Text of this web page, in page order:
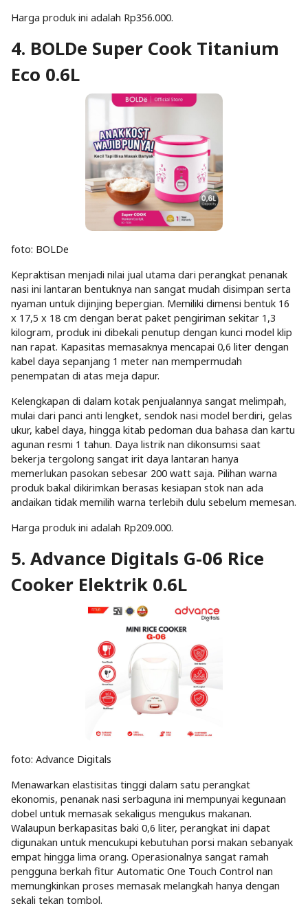
Harga produk ini adalah Rp356.000.
4. BOLDe Super Cook Titanium
Eco 0.6L
foto: BOLDe
Kepraktisan menjadi nilai jual utama dari perangkat penanak
nasi ini lantaran bentuknya nan sangat mudah disimpan serta
nyaman untuk dijinjing bepergian. Memiliki dimensi bentuk 16
x 17,5 x 18 cm dengan berat paket pengiriman sekitar 1,3
kilogram, produk ini dibekali penutup dengan kunci model klip
nan rapat. Kapasitas memasaknya mencapai 0,6 liter dengan
kabel daya sepanjang 1 meter nan mempermudah
penempatan di atas meja dapur.
Kelengkapan di dalam kotak penjualannya sangat melimpah,
mulai dari panci anti lengket, sendok nasi model berdiri, gelas
ukur, kabel daya, hingga kitab pedoman dua bahasa dan kartu
agunan resmi 1 tahun. Daya listrik nan dikonsumsi saat
bekerja tergolong sangat irit daya lantaran hanya
memerlukan pasokan sebesar 200 watt saja. Pilihan warna
produk bakal dikirimkan berasas kesiapan stok nan ada
andaikan tidak memilih warna terlebih dulu sebelum memesan.
Harga produk ini adalah Rp209.000.
5. Advance Digitals G-06 Rice
Cooker Elektrik 0.6L
foto: Advance Digitals
Menawarkan elastisitas tinggi dalam satu perangkat
ekonomis, penanak nasi serbaguna ini mempunyai kegunaan
dobel untuk memasak sekaligus mengukus makanan.
Walaupun berkapasitas baki 0,6 liter, perangkat ini dapat
digunakan untuk mencukupi kebutuhan porsi makan sebanyak
empat hingga lima orang. Operasionalnya sangat ramah
pengguna berkah fitur Automatic One Touch Control nan
memungkinkan proses memasak melangkah hanya dengan
sekali tekan tombol.